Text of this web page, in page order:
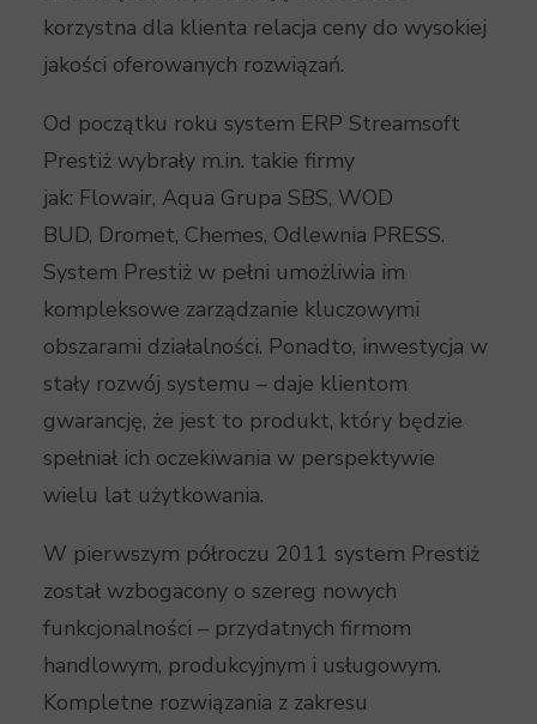
korzystna dla klienta relacja ceny do wysokiej
jakości oferowanych rozwiązań.
Od początku roku system ERP Streamsoft
Prestiż wybrały m.in. takie firmy
jak: Flowair, Aqua Grupa SBS, WOD
BUD, Dromet, Chemes, Odlewnia PRESS.
System Prestiż w pełni umożliwia im
kompleksowe zarządzanie kluczowymi
obszarami działalności. Ponadto, inwestycja w
stały rozwój systemu – daje klientom
gwarancję, że jest to produkt, który będzie
spełniał ich oczekiwania w perspektywie
wielu lat użytkowania.
W pierwszym półroczu 2011 system Prestiż
został wzbogacony o szereg nowych
funkcjonalności – przydatnych firmom
handlowym, produkcyjnym i usługowym.
Kompletne rozwiązania z zakresu